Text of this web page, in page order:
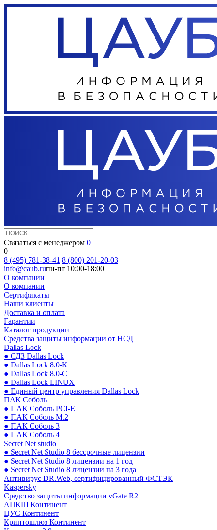
Связаться с менеджером 0
0
8 (495) 781-38-41 8 (800) 201-20-03
info@caub.ruпн-пт 10:00-18:00
О компании
О компании
Сертификаты
Наши клиенты
Доставка и оплата
Гарантии
Каталог продукции
Средства защиты информации от НСД
Dallas Lock
● СДЗ Dallas Lock
● Dallas Lock 8.0-К
● Dallas Lock 8.0-С
● Dallas Lock LINUX
● Единый центр управления Dallas Lock
ПАК Соболь
● ПАК Соболь PCI-E
● ПАК Соболь М.2
● ПАК Соболь 3
● ПАК Соболь 4
Secret Net studio
● Secret Net Studio 8 бессрочные лицензии
● Secret Net Studio 8 лицензии на 1 год
● Secret Net Studio 8 лицензии на 3 года
Антивирус DR.Web, сертифицированный ФСТЭК
Kaspersky
Средство защиты информации vGate R2
АПКШ Континент
ЦУС Континент
Криптошлюз Континент